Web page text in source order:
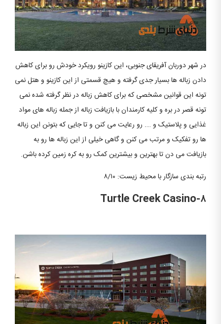
در شهر دوربان آفریقای جنوبی، این کازینو رویکرد خودش رو برای کاهش
دادن زباله ها بسیار جدی گرفته و هیچ قسمتی از این کازینو و هتل نمی
تونه این قوانین مشخصی که برای کاهش زباله در نظر گرفته شده نمی
تونه قصر در بره و کلیه کارمندان با بازیافت زباله از جمله زباله های مواد
غذایی و پلاستیک و …. رو رعایت می کنن و تا جایی که بتونن این زباله
ها رو تفکیک و مرتب می کنن و گاهی خیلی از این زباله ها رو به
بازیافت می دن تا بهترین و بیشترین کمک رو به کره زمین کرده باشن.
رتبه بندی سازگار با محیط زیست: ۸/۱۰
۸-Turtle Creek Casino